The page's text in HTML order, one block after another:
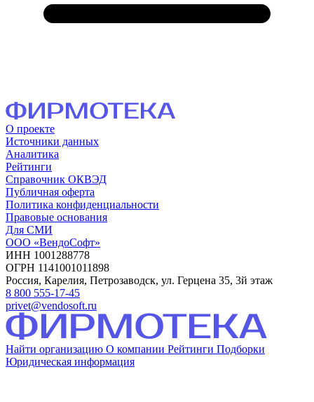
О проекте
Источники данных
Аналитика
Рейтинги
Справочник ОКВЭД
Публичная оферта
Политика конфиденциальности
Правовые основания
Для СМИ
ООО «ВендоСофт»
ИНН 1001288778
ОГРН 1141001011898
Россия, Карелия, Петрозаводск, ул. Герцена 35, 3й этаж
8 800 555-17-45
privet@vendosoft.ru
Найти организацию О компании Рейтинги Подборки
Юридическая информация